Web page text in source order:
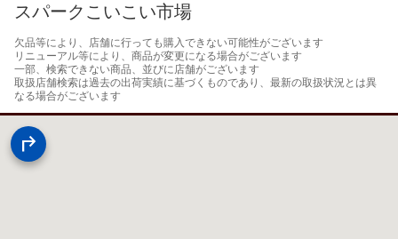
スパークこいこい市場
欠品等により、店舗に行っても購入できない可能性がございます
リニューアル等により、商品が変更になる場合がございます
一部、検索できない商品、並びに店舗がございます
取扱店舗検索は過去の出荷実績に基づくものであり、最新の取扱状況とは異
なる場合がございます